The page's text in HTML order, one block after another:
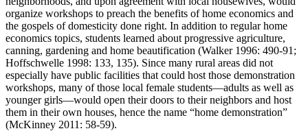
organize workshops to preach the benefits of home economics and
the gospels of domesticity done right. In addition to regular home
economics topics, students learned about progressive agriculture,
canning, gardening and home beautification (Walker 1996: 490-91;
Hoffschwelle 1998: 133, 135). Since many rural areas did not
especially have public facilities that could host those demonstration
workshops, many of those local female students—adults as well as
younger girls—would open their doors to their neighbors and host
them in their own houses, hence the name “home demonstration”
(McKinney 2011: 58-59).